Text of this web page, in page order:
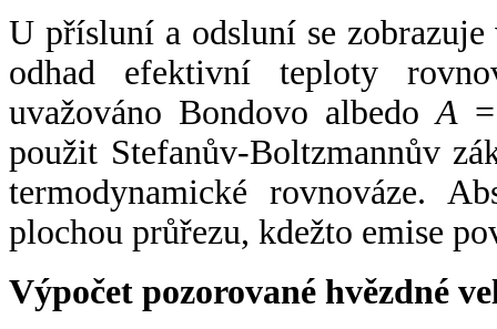
U přísluní a odsluní se
odhad efektivní teploty
uvažováno Bondovo albedoA
použit Stefanův-Boltzmannův
termodynamické rovnováze.
plochou průřezu, kdežto emise
Výpočet pozorované hvězdné